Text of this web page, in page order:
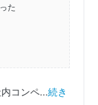
た
コンペ...続き